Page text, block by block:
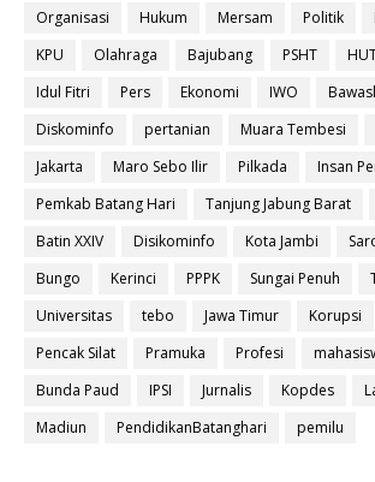
Organisasi
Hukum Mersam Politik
KPU
Olahraga Bajubang PSHT
Idul Fitri
Pers Ekonomi IWO
Diskominfo
pertanian Muara Tembesi
Jakarta
Maro Sebo Ilir Pilkada Insan
Pemkab Batang Hari
Tanjung Jabung Barat
Batin XXIV
Disikominfo Kota Jambi
Bungo
Kerinci PPPK Sungai Penuh
Universitas
tebo Jawa Timur Korupsi
Pencak Silat
Pramuka Profesi
Bunda Paud
IPSI Jurnalis Kopdes
Madiun
PendidikanBatanghari pemilu